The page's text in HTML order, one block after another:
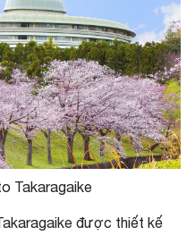
Takaragaike
được thiết kế